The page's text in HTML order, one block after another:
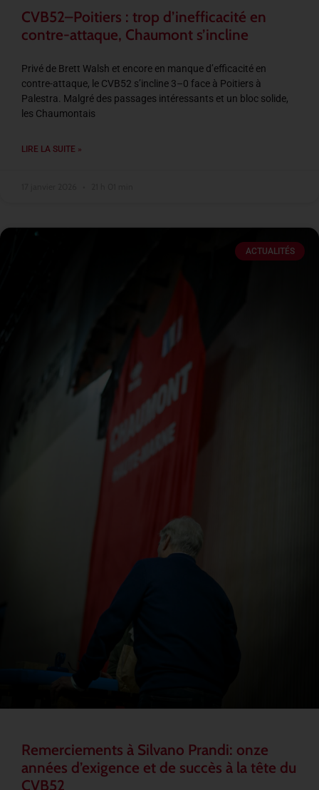
CVB52–Poitiers : trop d’inefficacité en
contre-attaque, Chaumont s’incline
Privé de Brett Walsh et encore en manque d’efficacité en
contre-attaque, le CVB52 s’incline 3–0 face à Poitiers à
Palestra. Malgré des passages intéressants et un bloc solide,
les Chaumontais
LIRE LA SUITE »
ACTUALITÉS
Remerciements à Silvano Prandi: onze
années d’exigence et de succès à la tête du
CVB52